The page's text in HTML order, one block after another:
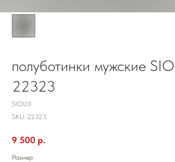
полуботинки мужские
22323
SIOUX
SKU: 22323
9 500 р.
Размер